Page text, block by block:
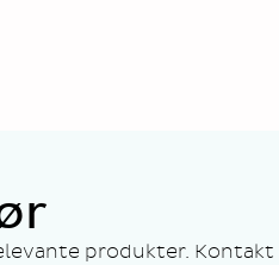
produkter.